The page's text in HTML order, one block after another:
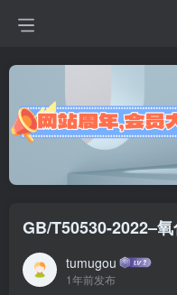
GB/T50530-2022–
tumugou
1年前发布